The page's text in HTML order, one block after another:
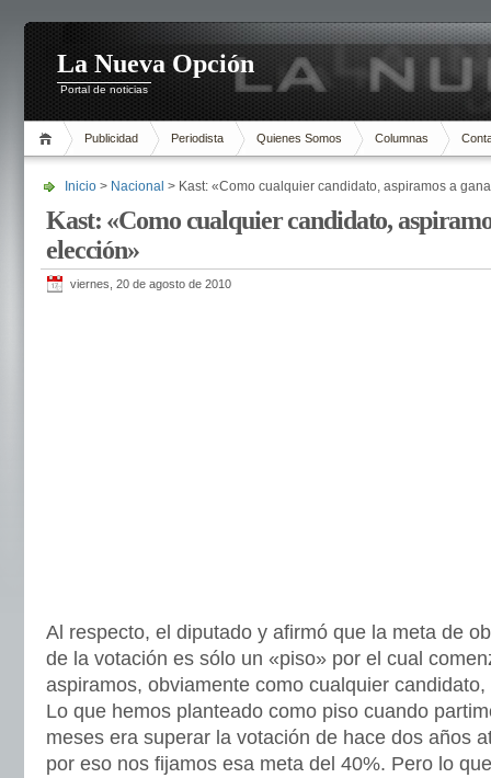
La Nueva Opción
Portal de noticias
Publicidad Periodista Quienes Somos Columnas
Inicio > Nacional > Kast: «Como cualquier candidato, aspiramos a
Kast: «Como cualquier candidato,
elección»
viernes, 20 de agosto de 2010
Al respecto, el diputado y afirmó que la meta de
de la votación es sólo un «piso» por el cual
aspiramos, obviamente como cualquier
Lo que hemos planteado como piso cuando
meses era superar la votación de hace dos años
por eso nos fijamos esa meta del 40%. Pero lo